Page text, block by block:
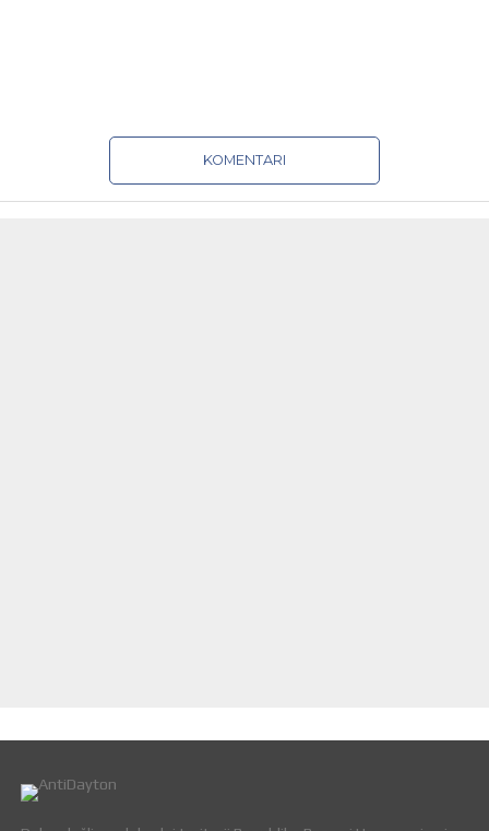
KOMENTARI